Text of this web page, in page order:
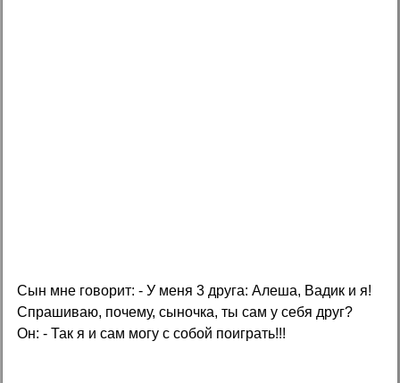
Сын мне говорит: - У меня 3 друга: Алеша, Вадик и я!
Спрашиваю, почему, сыночка, ты сам у себя друг?
Он: - Так я и сам могу с собой поиграть!!!